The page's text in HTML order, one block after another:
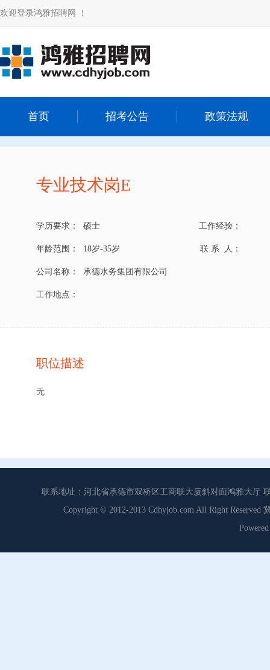
欢迎登录鸿雅招聘网 ！
首页 招考公告 政策法规
专业技术岗E
学历要求： 硕士 工作经验：
年龄范围： 18岁-35岁 联 系 人：
公司名称： 承德水务集团有限公司
工作地点：
职位描述
无
联系地址：河北省承德市双桥区工商联大厦斜对面鸿雅大厅
Copyright © 2012-2013 Cdhyjob.com All Right Reserved